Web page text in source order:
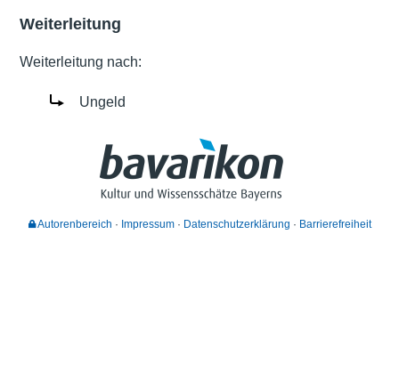
Weiterleitung
Weiterleitung nach:
Ungeld
Autorenbereich Impressum Datenschutzerklärung Barrierefreiheit